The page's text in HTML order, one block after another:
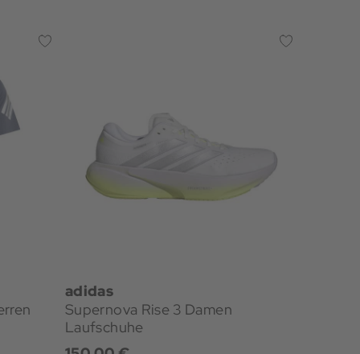
adidas
Supernova Rise 3 Damen
Laufschuhe